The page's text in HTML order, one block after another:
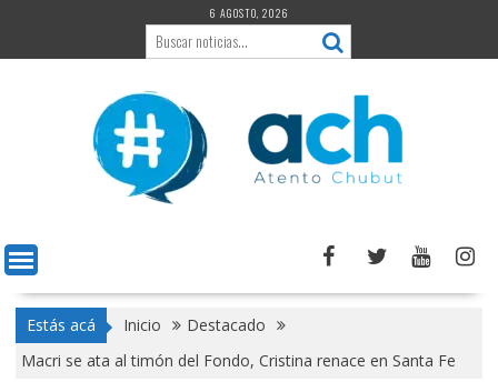
contenido
6 AGOSTO, 2026
Estás acá Inicio
Destacado
Macri se ata al timón del Fondo, Cristina renace en Santa Fe